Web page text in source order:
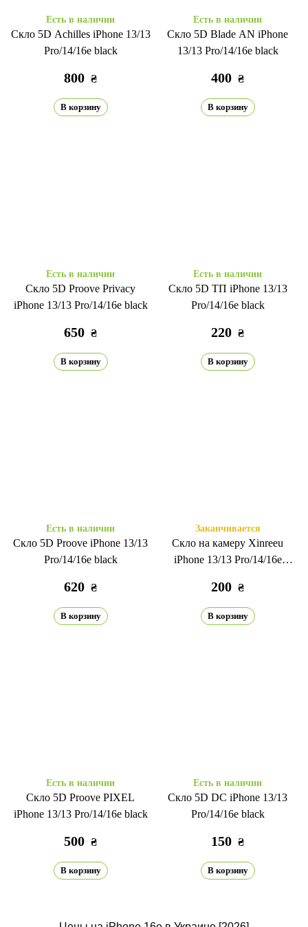
Есть в наличии
Скло 5D Achilles iPhone 13/13
Pro/14/16e black
800 ₴
В корзину
Есть в наличии
Скло 5D Blade AN iPhone
13/13 Pro/14/16e black
400 ₴
В корзину
Есть в наличии
Скло 5D Proove Privacy
iPhone 13/13 Pro/14/16e black
650 ₴
В корзину
Есть в наличии
Скло 5D ТП iPhone 13/13
Pro/14/16e black
220 ₴
В корзину
Есть в наличии
Скло 5D Proove iPhone 13/13
Pro/14/16e black
620 ₴
В корзину
Заканчивается
Скло на камеру Xinreeu
iPhone 13/13 Pro/14/16e
200 ₴
В корзину
Есть в наличии
Скло 5D Proove PIXEL
iPhone 13/13 Pro/14/16e black
500 ₴
В корзину
Есть в наличии
Скло 5D DC iPhone 13/13
Pro/14/16e black
150 ₴
В корзину